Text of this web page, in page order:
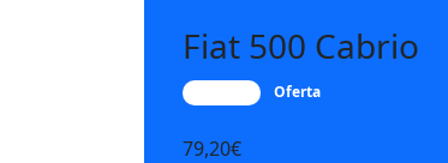
Fiat 500 Cabrio
Oferta
79,20€